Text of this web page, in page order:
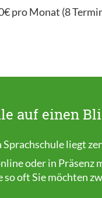
pro Monat (8
auf einen
Sprachschule liegt
oder in Präsenz
so oft Sie möchten